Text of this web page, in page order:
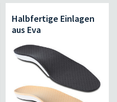
Halbfertige Einlagen
aus Eva